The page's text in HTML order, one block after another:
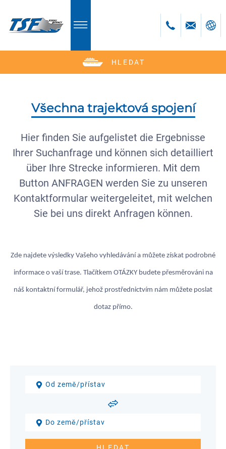
HLEDAT
Česky
Bulgară
Všechna trajektová spojení
Hier finden Sie aufgelistet die Ergebnisse
Ihrer Suchanfrage und können sich detailliert
über Ihre Strecke informieren. Mit dem
Button ANFRAGEN werden Sie zu unseren
Kontaktformular weitergeleitet, mit welchen
Sie bei uns direkt Anfragen können.
Zde najdete výsledky Vašeho vyhledávání a můžete získat podrobné
informace o vaší trase. Tlačítkem OTÁZKY budete přesměrováni na
náš kontaktní formulář, jehož prostřednictvím nám můžete poslat
dotaz přímo.